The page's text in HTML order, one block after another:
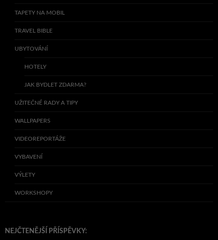
TAPETY NA MOBIL
TRAVEL BIBLE
UBYTOVÁNÍ
HOTELY
JAK BYDLET ZDARMA?
UŽITEČNÉ RADY A TIPY
WALLPAPERS
VIDEOREPORTÁŽE
VYBAVENÍ
VÝLETY
WORKSHOPY
NEJČTENĚJŠÍ PŘÍSPĚVKY: